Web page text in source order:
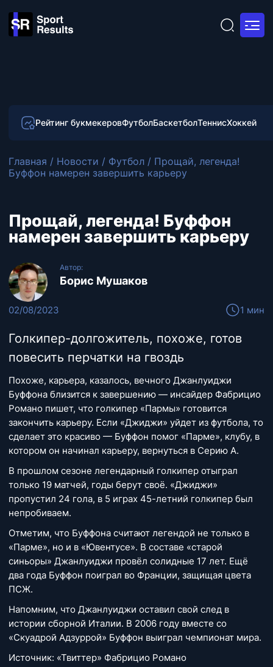
Рейтинг букмекеровФутболБаскетболТеннисХоккей
Главная / Новости / Футбол / Прощай, легенда!
Буффон намерен завершить карьеру
Прощай, легенда! Буффон
намерен завершить карьеру
Автор:
Борис Мушаков
02/08/2023 1 мин
Голкипер-долгожитель, похоже, готов
повесить перчатки на гвоздь
Похоже, карьера, казалось, вечного Джанлуиджи
Буффона близится к завершению — инсайдер Фабрицио
Романо пишет, что голкипер «Пармы» готовится
закончить карьеру. Если «Джиджи» уйдет из футбола, то
сделает это красиво — Буффон помог «Парме», клубу, в
котором он начинал карьеру, вернуться в Серию А.
В прошлом сезоне легендарный голкипер отыграл
только 19 матчей, годы берут своё. «Джиджи»
пропустил 24 гола, в 5 играх 45-летний голкипер был
непробиваем.
Отметим, что Буффона считают легендой не только в
«Парме», но и в «Ювентусе». В составе «старой
синьоры» Джанлуиджи провёл солидные 17 лет. Ещё
два года Буффон поиграл во Франции, защищая цвета
ПСЖ.
Напомним, что Джанлуиджи оставил свой след в
истории сборной Италии. В 2006 году вместе со
«Скуадрой Адзуррой» Буффон выиграл чемпионат мира.
Источник: «Твиттер» Фабрицио Романо